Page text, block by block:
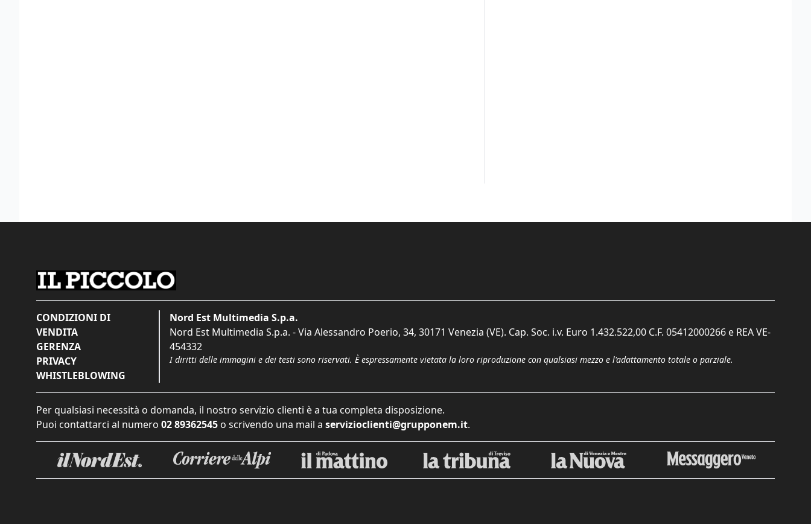
CONDIZIONI DI
VENDITA
GERENZA
PRIVACY
WHISTLEBLOWING
Nord Est Multimedia S.p.a.
Nord Est Multimedia S.p.a. - Via Alessandro Poerio, 34, 30171 Venezia (VE). Cap. Soc. i.v. Euro 1.432.522,00 C.F. 05412000266 e REA VE-
454332
I diritti delle immagini e dei testi sono riservati. È espressamente vietata la loro riproduzione con qualsiasi mezzo e l'adattamento totale o parziale.
Per qualsiasi necessità o domanda, il nostro servizio clienti è a tua completa disposizione.
Puoi contattarci al numero 02 89362545 o scrivendo una mail a servizioclienti@grupponem.it.